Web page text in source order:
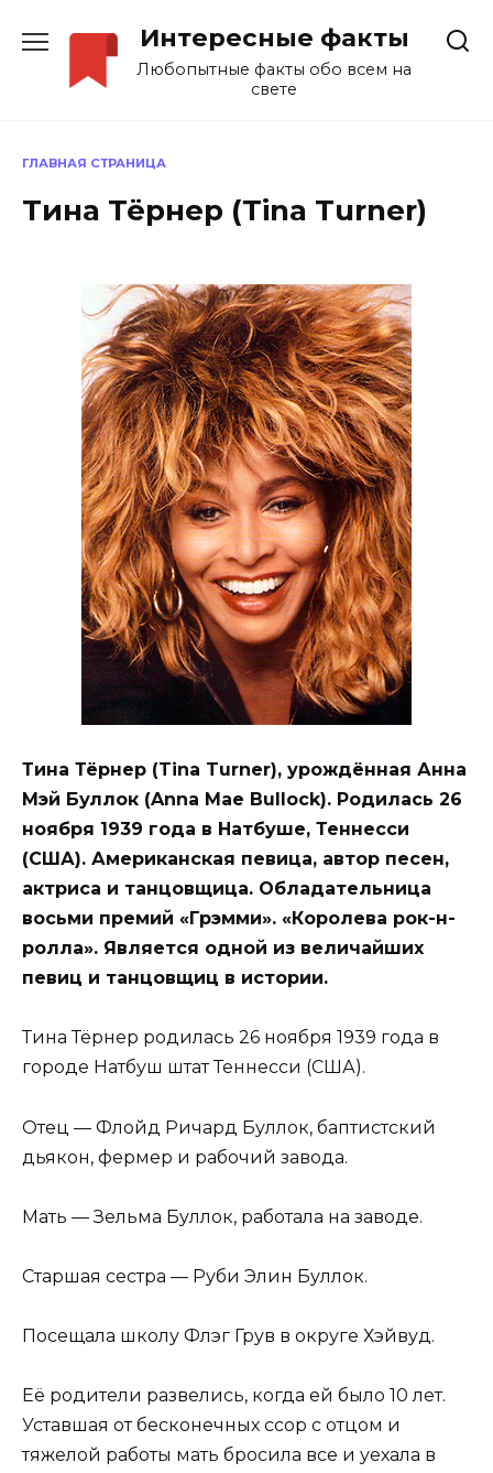
содержанию
Интересные факты
Любопытные факты обо всем на
свете
ГЛАВНАЯ СТРАНИЦА
Тина Тёрнер (Tina Turner)
Тина Тёрнер (Tina Turner), урождённая Анна
Мэй Буллок (Anna Mae Bullock). Родилась 26
ноября 1939 года в Натбуше, Теннесси
(США). Американская певица, автор песен,
актриса и танцовщица. Обладательница
восьми премий «Грэмми». «Королева рок-н-
ролла». Является одной из величайших
певиц и танцовщиц в истории.
Тина Тёрнер родилась 26 ноября 1939 года в
городе Натбуш штат Теннесси (США).
Отец — Флойд Ричард Буллок, баптистский
дьякон, фермер и рабочий завода.
Мать — Зельма Буллок, работала на заводе.
Старшая сестра — Руби Элин Буллок.
Посещала школу Флэг Грув в округе Хэйвуд.
Её родители развелись, когда ей было 10 лет.
Уставшая от бесконечных ссор с отцом и
тяжелой работы мать бросила все и уехала в